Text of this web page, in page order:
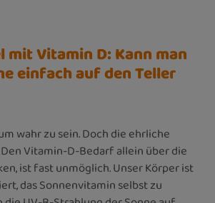
Vitamin D: Kann man
einfach auf den Teller
wahr zu sein. Doch die ehrliche
Vitamin-D-Bedarf allein über die
ist fast unmöglich. Unser Körper ist
das Sonnenvitamin selbst zu